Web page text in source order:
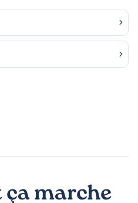
marche